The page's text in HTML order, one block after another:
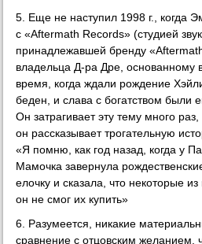
5. Еще не наступил 1998 г., когда
с «Aftermath Records» (студией
принадлежавшей бренду
владельца Д-ра Дре, основанному в
время, когда ждали рождение
беден, и слава с богатством были
Он затрагивает эту тему много
он рассказывает трогательную
«Я помню, как год назад, когда у
Мамочка завернула
елочку и сказала, что некоторые
он не смог их купить»
6. Разумеется, никакие
сравнение с отцовским желанием,